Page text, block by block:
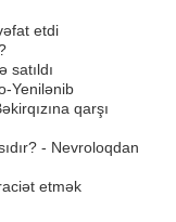
etdi
satıldı
Yenilənib
qarşı
- Nevroloqdan
etmək